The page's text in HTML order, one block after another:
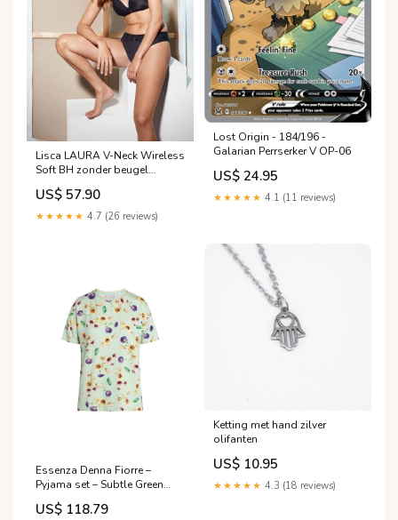
Lisca LAURA V-Neck Wireless
Soft BH zonder beugel
brushed 20327 WHITE
US$ 57.90
★★★★★ 4.7 (26 reviews)
Lost Origin - 184/196 -
Galarian Perrserker V OP-06
US$ 24.95
★★★★★ 4.1 (11 reviews)
Essenza Denna Fiorre –
Pyjama set – Subtle Green
102182 Maat:S
US$ 118.79
Ketting met hand zilver
olifanten
US$ 10.95
★★★★★ 4.3 (18 reviews)